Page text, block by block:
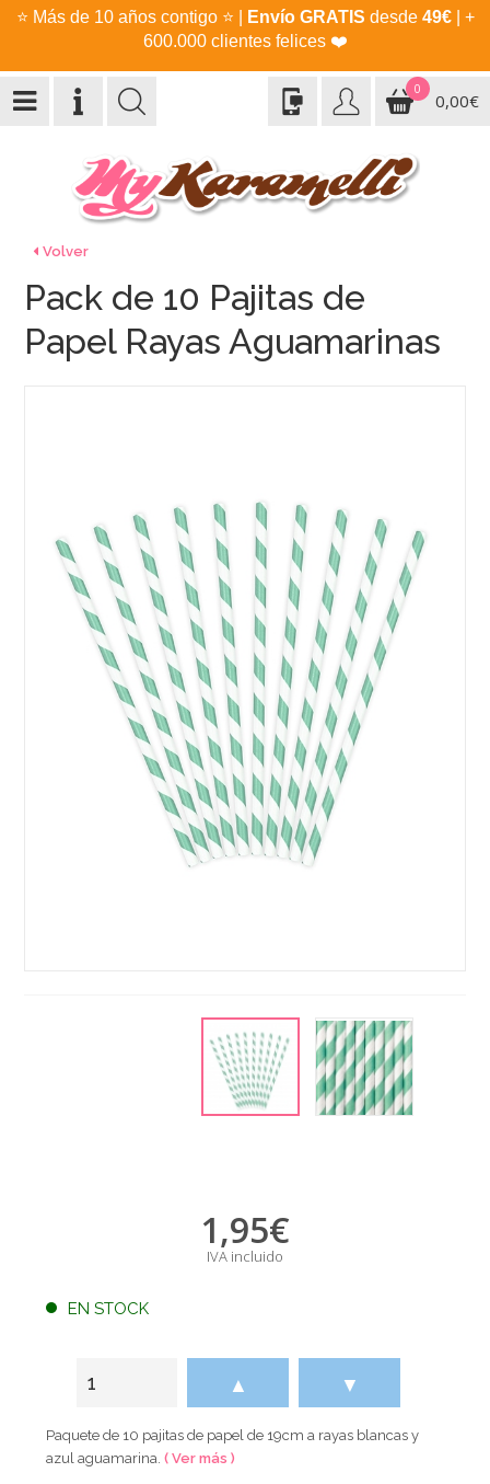
⭐ Más de 10 años contigo ⭐ Envío GRATIS desde 49€| +
600.000 clientes felices ❤️
0
0,00€
Volver
Pack de 10 Pajitas de
Papel Rayas Aguamarinas
1,95€
IVA incluido
EN STOCK
▲ ▼
Paquete de 10 pajitas de papel de 19cm a rayas blancas y
azul aguamarina.( Ver más )